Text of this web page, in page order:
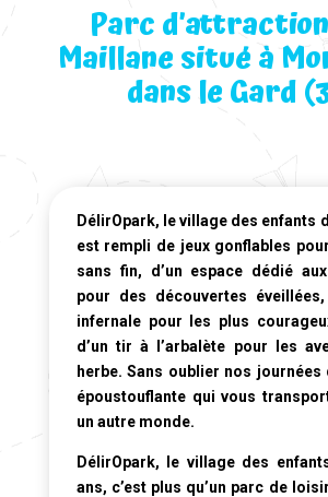
Parc
Maillane situé à
dans le Gard
DélirOpark, le village des enfants
est rempli de jeux gonflables
sans fin, d’un espace dédié
pour des découvertes
infernale pour les plus
d’un tir à l’arbalète pour les
herbe. Sans oublier nos journées
époustouflante qui vous
un autre monde.
DélirOpark, le village des
ans, c’est plus qu’un parc de